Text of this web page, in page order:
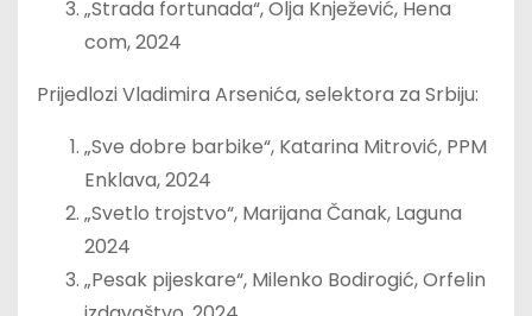
„Strada fortunada“, Olja Knježević, Hena
com, 2024
Prijedlozi Vladimira Arsenića, selektora za Srbiju:
„Sve dobre barbike“, Katarina Mitrović, PPM
Enklava, 2024
„Svetlo trojstvo“, Marijana Čanak, Laguna
2024
„Pesak pijeskare“, Milenko Bodirogić, Orfelin